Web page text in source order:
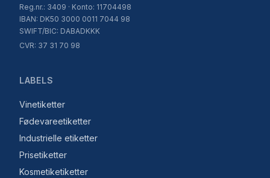
Reg.nr.: 3409 · Konto: 11704498
IBAN: DK50 3000 0011 7044 98
SWIFT/BIC: DABADKKK
CVR: 37 31 70 98
LABELS
Vinetiketter
Fødevareetiketter
Industrielle etiketter
Prisetiketter
Kosmetiketiketter